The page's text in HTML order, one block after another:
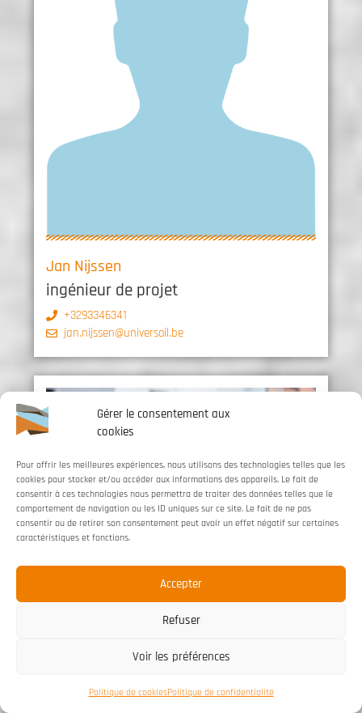
Gérer le consentement aux
cookies
Pour offrir les meilleures expériences, nous utilisons des technologies telles que les
cookies pour stocker et/ou accéder aux informations des appareils. Le fait de
consentir à ces technologies nous permettra de traiter des données telles que le
comportement de navigation ou les ID uniques sur ce site. Le fait de ne pas
consentir ou de retirer son consentement peut avoir un effet négatif sur certaines
caractéristiques et fonctions.
Accepter
Refuser
Voir les préférences
Politique de cookiesPolitique de confidentialité
Jan Nijssen
ingénieur de projet
+3293346341
jan.nijssen@universoil.be